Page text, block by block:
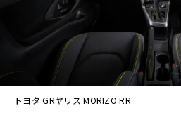
トヨタ GRヤリス MORIZO RR